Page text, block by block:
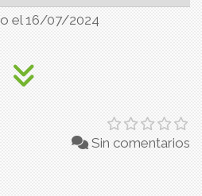
el 16/07/2024
Sin comentarios